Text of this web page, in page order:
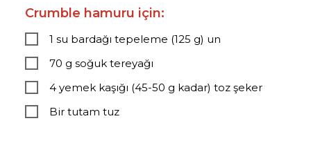
Crumble hamuru için:
1 su bardağı tepeleme (125 g) un
70 g soğuk tereyağı
4 yemek kaşığı (45-50 g kadar) toz şeker
Bir tutam tuz